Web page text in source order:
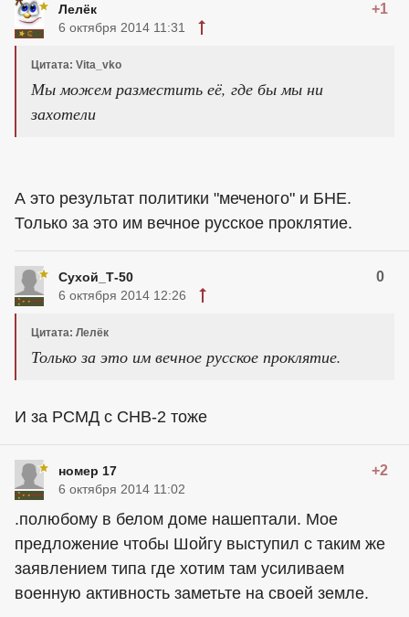
Лелёк +1
6 октября 2014 11:31
Цитата: Vita_vko
Мы можем разместить её, где бы мы ни
захотели
А это результат политики "меченого" и БНЕ.
Только за это им вечное русское проклятие.
Сухой_Т-50 0
6 октября 2014 12:26
Цитата: Лелёк
Только за это им вечное русское проклятие.
И за РСМД с СНВ-2 тоже
номер 17 +2
6 октября 2014 11:02
.полюбому в белом доме нашептали. Мое
предложение чтобы Шойгу выступил с таким же
заявлением типа где хотим там усиливаем
военную активность заметьте на своей земле.